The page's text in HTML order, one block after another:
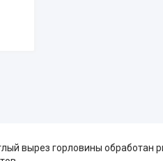
вырез горловины обработан